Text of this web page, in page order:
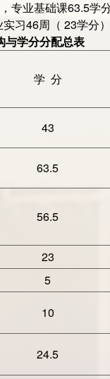
业基础课63.5
习46周（ 23学分
学分分配总表
学 分
43
63.5
56.5
23
5
10
24.5